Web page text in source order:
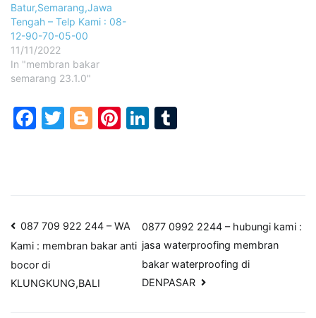
Batur,Semarang,Jawa
Tengah – Telp Kami : 08-
12-90-70-05-00
11/11/2022
In "membran bakar
semarang 23.1.0"
Facebook
Twitter
Blogger
Pinterest
LinkedIn
Post
navigation
087 709 922 244 – WA
Kami : membran bakar anti
bocor di
KLUNGKUNG,BALI
0877 0992 2244 – hubungi kami :
jasa waterproofing membran
bakar waterproofing di
DENPASAR